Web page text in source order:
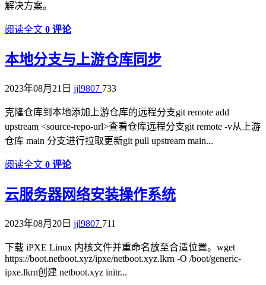
解决方案。
阅读全文 0 评论
本地分支与上游仓库同步
2023年08月21日 jjl9807 733
克隆仓库到本地添加上游仓库的远程分支git remote add
upstream <source-repo-url>查看仓库远程分支git remote -v从上游
仓库 main 分支进行拉取更新git pull upstream main...
阅读全文 0 评论
云服务器网络安装操作系统
2023年08月20日 jjl9807 711
下载 iPXE Linux 内核文件并重命名放至合适位置。wget
https://boot.netboot.xyz/ipxe/netboot.xyz.lkrn -O /boot/generic-
ipxe.lkrn创建 netboot.xyz initr...